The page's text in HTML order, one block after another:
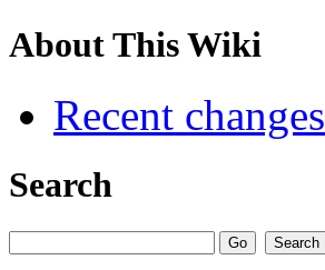
About This Wiki
Recent changes
Search